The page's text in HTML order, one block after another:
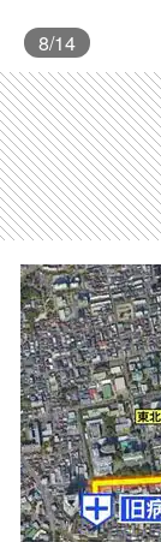
8/14